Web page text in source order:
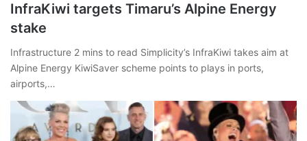
InfraKiwi targets Timaru’s Alpine Energy
stake
Infrastructure 2 mins to read Simplicity’s InfraKiwi takes aim at
Alpine Energy KiwiSaver scheme points to plays in ports,
airports,…